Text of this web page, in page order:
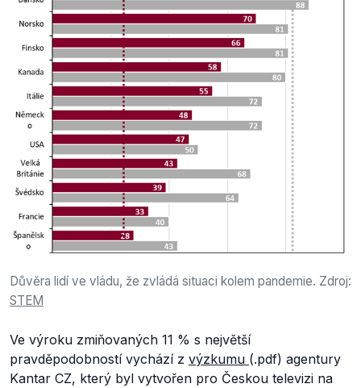
Důvěra lidí ve vládu, že zvládá situaci kolem pandemie. Zdroj:
STEM
Ve výroku zmiňovaných 11 % s největší
pravděpodobností vychází z výzkumu (.pdf) agentury
Kantar CZ, který byl vytvořen pro Českou televizi na